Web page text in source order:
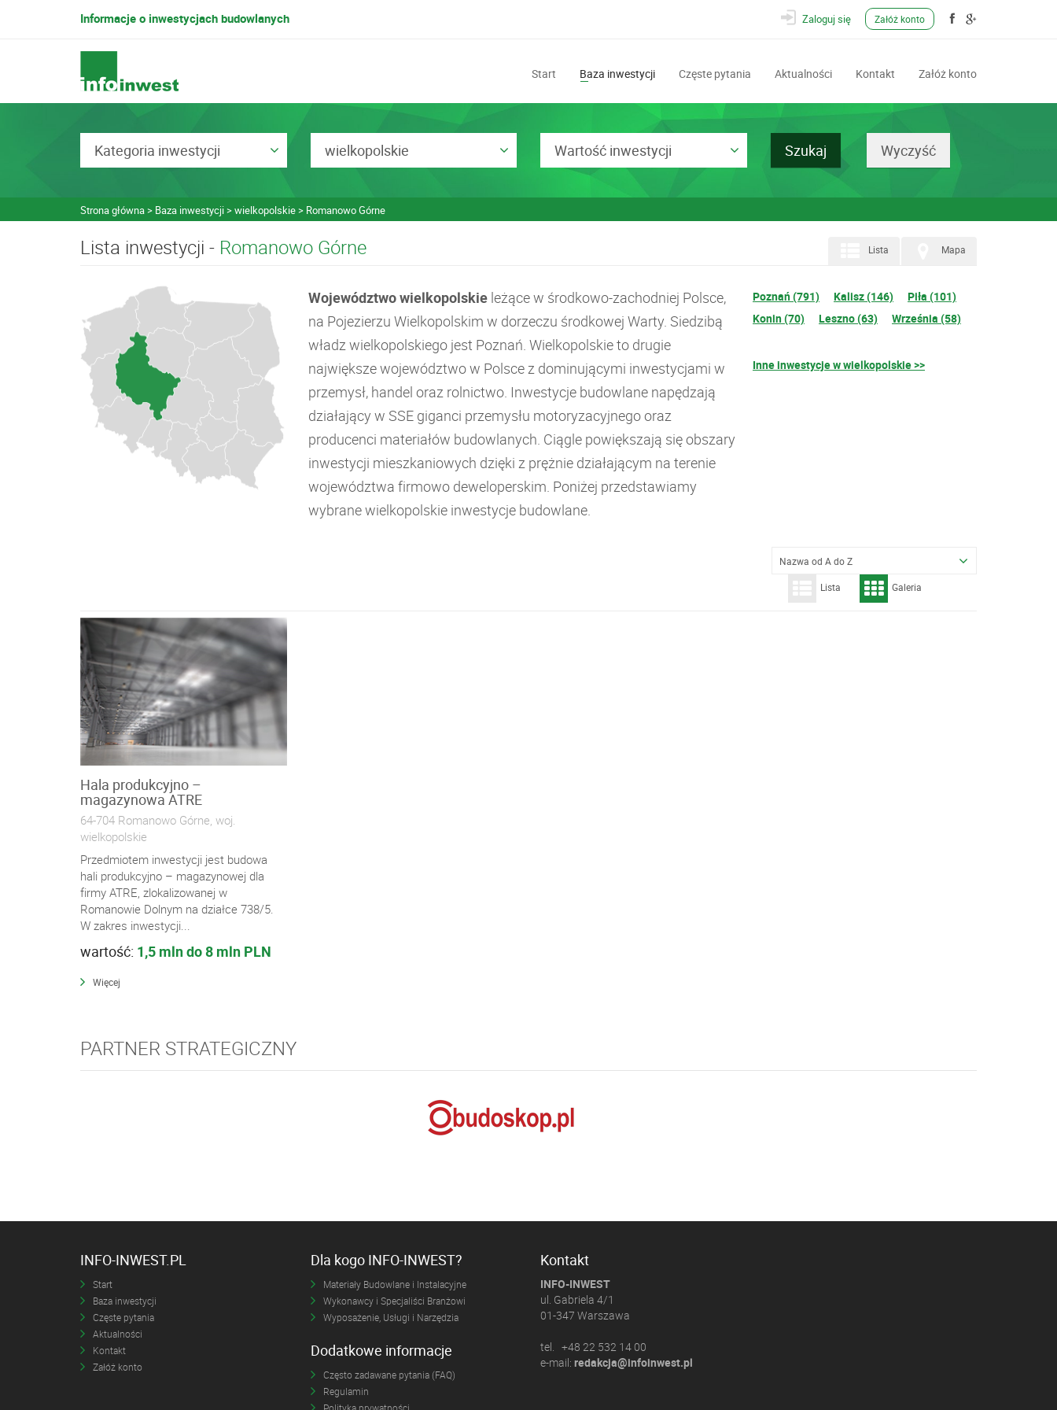
Informacje o inwestycjach budowlanych Zaloguj się Załóż konto
Start Baza inwestycji Częste pytania Aktualności Kontakt Załóż konto
Kategoria inwestycji wielkopolskie Wartość inwestycji
Strona główna Baza inwestycji wielkopolskie Romanowo Górne
Lista inwestycji - Romanowo Górne Mapa
Lista
Województwo wielkopolskie leżące w środkowo-zachodniej Polsce,
na Pojezierzu Wielkopolskim w dorzeczu środkowej Warty. Siedzibą
władz wielkopolskiego jest Poznań. Wielkopolskie to drugie
największe województwo w Polsce z dominującymi inwestycjami w
przemysł, handel oraz rolnictwo. Inwestycje budowlane napędzają
działający w SSE giganci przemysłu motoryzacyjnego oraz
producenci materiałów budowlanych. Ciągle powiększają się obszary
inwestycji mieszkaniowych dzięki z prężnie działającym na terenie
województwa firmowo deweloperskim. Poniżej przedstawiamy
wybrane wielkopolskie inwestycje budowlane.
Poznań (791) Kalisz (146)
Piła (101)
Konin (70)
Leszno (63) Września (58)
Inne inwestycje w wielkopolskie >>
Nazwa od A do Z
Lista Galeria
Hala produkcyjno –
magazynowa ATRE
64-704 Romanowo Górne, woj.
wielkopolskie
Przedmiotem inwestycji jest budowa
hali produkcyjno – magazynowej dla
firmy ATRE, zlokalizowanej w
Romanowie Dolnym na działce 738/5.
W zakres inwestycji...
wartość: 1,5 mln do 8 mln PLN
Więcej
PARTNER STRATEGICZNY
INFO-INWEST.PL
Start
Baza inwestycji
Częste pytania
Aktualności
Kontakt
Załóż konto
Dla kogo INFO-INWEST?
Materiały Budowlane i Instalacyjne
Wykonawcy i Specjaliści Branżowi
Wyposażenie, Usługi i Narzędzia
Dodatkowe informacje
Często zadawane pytania (FAQ)
Regulamin
Kontakt
INFO-INWEST
ul. Gabriela 4/1
01-347 Warszawa
tel. +48 22 532 14 00
e-mail: redakcja@infoinwest.pl